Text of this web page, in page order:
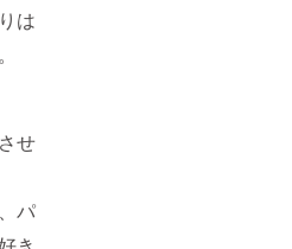
は
せ
パ